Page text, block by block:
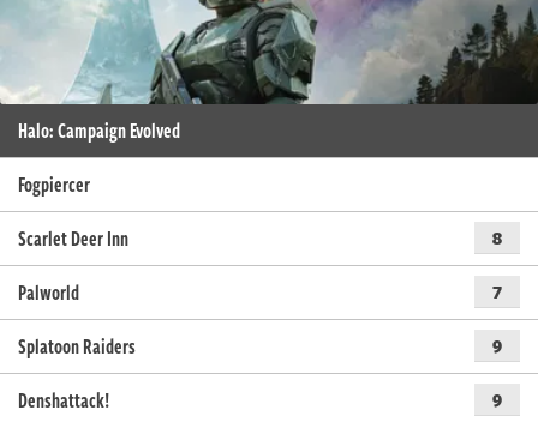
Halo: Campaign Evolved
Fogpiercer
Scarlet Deer Inn
8
Palworld 7
Splatoon Raiders 9
Denshattack! 9